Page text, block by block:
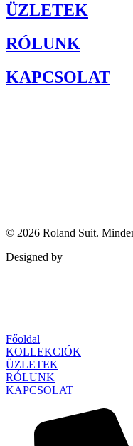
ÜZLETEK
RÓLUNK
KAPCSOLAT
© 2026 Roland Suit.
Designed by
Főoldal
KOLLEKCIÓK
ÜZLETEK
RÓLUNK
KAPCSOLAT